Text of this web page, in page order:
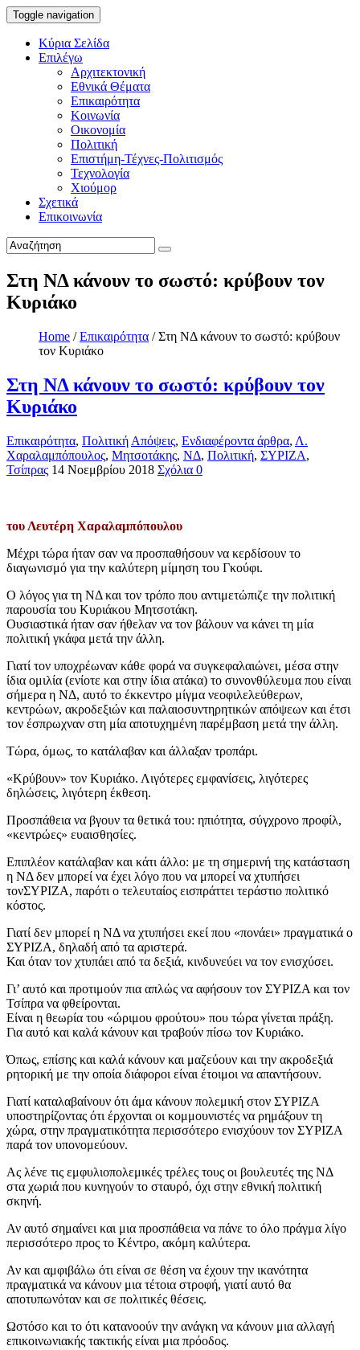
Toggle navigation
Κύρια Σελίδα
Επιλέγω
Αρχιτεκτονική
Εθνικά Θέματα
Επικαιρότητα
Κοινωνία
Οικονομία
Πολιτική
Επιστήμη-Τέχνες-Πολιτισμός
Τεχνολογία
Χιούμορ
Σχετικά
Επικοινωνία
Στη ΝΔ κάνουν το σωστό: κρύβουν τον
Κυριάκο
Home / Επικαιρότητα / Στη ΝΔ κάνουν το σωστό: κρύβουν
τον Κυριάκο
Στη ΝΔ κάνουν το σωστό: κρύβουν τον
Κυριάκο
Επικαιρότητα, Πολιτική Απόψεις, Ενδιαφέροντα άρθρα, Λ.
Χαραλαμπόπουλος, Μητσοτάκης, ΝΔ, Πολιτική, ΣΥΡΙΖΑ,
Τσίπρας 14 Νοεμβρίου 2018 Σχόλια 0
του Λευτέρη Χαραλαμπόπουλου
Μέχρι τώρα ήταν σαν να προσπαθήσουν να κερδίσουν το
διαγωνισμό για την καλύτερη μίμηση του Γκούφι.
Ο λόγος για τη ΝΔ και τον τρόπο που αντιμετώπιζε την πολιτική
παρουσία του Κυριάκου Μητσοτάκη.
Ουσιαστικά ήταν σαν ήθελαν να τον βάλουν να κάνει τη μία
πολιτική γκάφα μετά την άλλη.
Γιατί τον υποχρέωναν κάθε φορά να συγκεφαλαιώνει, μέσα στην
ίδια ομιλία (ενίοτε και στην ίδια ατάκα) το συνονθύλευμα που είναι
σήμερα η ΝΔ, αυτό το έκκεντρο μίγμα νεοφιλελεύθερων,
κεντρώων, ακροδεξιών και παλαιοσυντηρητικών απόψεων και έτσι
τον έσπρωχναν στη μία αποτυχημένη παρέμβαση μετά την άλλη.
Τώρα, όμως, το κατάλαβαν και άλλαξαν τροπάρι.
«Κρύβουν» τον Κυριάκο. Λιγότερες εμφανίσεις, λιγότερες
δηλώσεις, λιγότερη έκθεση.
Προσπάθεια να βγουν τα θετικά του: ηπιότητα, σύγχρονο προφίλ,
«κεντρώες» ευαισθησίες.
Επιπλέον κατάλαβαν και κάτι άλλο: με τη σημερινή της κατάσταση
η ΝΔ δεν μπορεί να έχει λόγο που να μπορεί να χτυπήσει
τονΣΥΡΙΖΑ, παρότι ο τελευταίος εισπράττει τεράστιο πολιτικό
κόστος.
Γιατί δεν μπορεί η ΝΔ να χτυπήσει εκεί που «πονάει» πραγματικά ο
ΣΥΡΙΖΑ, δηλαδή από τα αριστερά.
Και όταν τον χτυπάει από τα δεξιά, κινδυνεύει να τον ενισχύσει.
Γι’ αυτό και προτιμούν πια απλώς να αφήσουν τον ΣΥΡΙΖΑ και τον
Τσίπρα να φθείρονται.
Είναι η θεωρία του «ώριμου φρούτου» που τώρα γίνεται πράξη.
Για αυτό και καλά κάνουν και τραβούν πίσω τον Κυριάκο.
Όπως, επίσης και καλά κάνουν και μαζεύουν και την ακροδεξιά
ρητορική με την οποία διάφοροι είναι έτοιμοι να απαντήσουν.
Γιατί καταλαβαίνουν ότι άμα κάνουν πολεμική στον ΣΥΡΙΖΑ
υποστηρίζοντας ότι έρχονται οι κομμουνιστές να ρημάξουν τη
χώρα, στην πραγματικότητα περισσότερο ενισχύουν τον ΣΥΡΙΖΑ
παρά τον υπονομεύουν.
Ας λένε τις εμφυλιοπολεμικές τρέλες τους οι βουλευτές της ΝΔ
στα χωριά που κυνηγούν το σταυρό, όχι στην εθνική πολιτική
σκηνή.
Αν αυτό σημαίνει και μια προσπάθεια να πάνε το όλο πράγμα λίγο
περισσότερο προς το Κέντρο, ακόμη καλύτερα.
Αν και αμφιβάλω ότι είναι σε θέση να έχουν την ικανότητα
πραγματικά να κάνουν μια τέτοια στροφή, γιατί αυτό θα
αποτυπωνόταν και σε πολιτικές θέσεις.
Ωστόσο και το ότι κατανοούν την ανάγκη να κάνουν μια αλλαγή
επικοινωνιακής τακτικής είναι μια πρόοδος.